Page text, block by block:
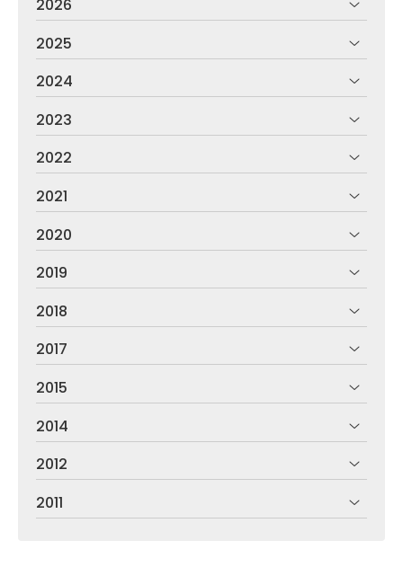
2026
2025
2024
2023
2022
2021
2020
2019
2018
2017
2015
2014
2012
2011